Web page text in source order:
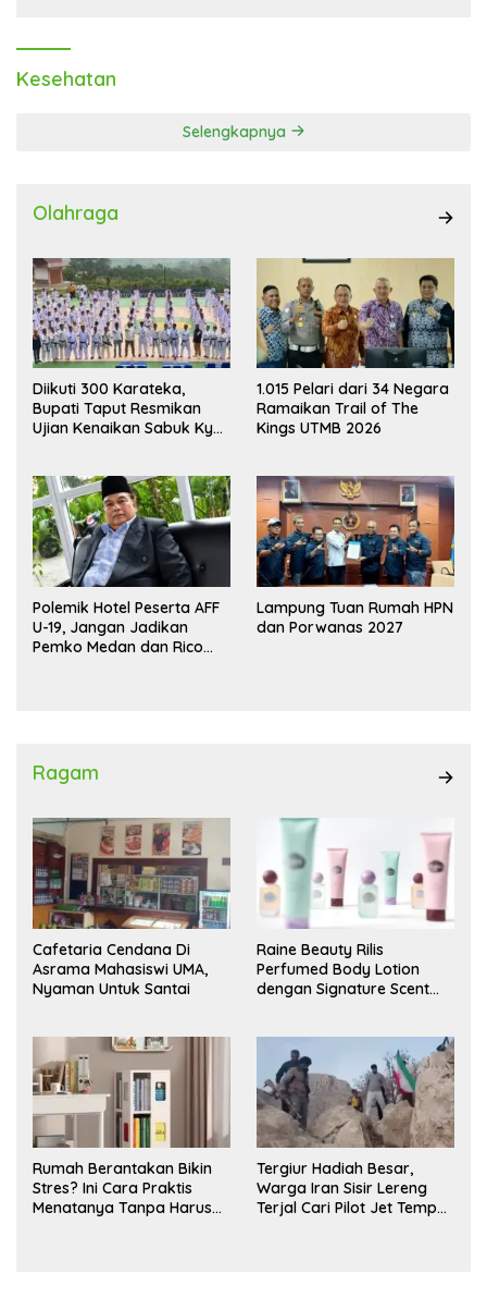
Kesehatan
Selengkapnya
Olahraga
Diikuti 300 Karateka,
Bupati Taput Resmikan
Ujian Kenaikan Sabuk Kyu
1.015 Pelari dari 34 Negara
Ramaikan Trail of The
Kings UTMB 2026
Polemik Hotel Peserta AFF
U-19, Jangan Jadikan
Pemko Medan dan Rico
Lampung Tuan Rumah HPN
dan Porwanas 2027
Ragam
Cafetaria Cendana Di
Asrama Mahasiswi UMA,
Nyaman Untuk Santai
Raine Beauty Rilis
Perfumed Body Lotion
dengan Signature Scent
Rumah Berantakan Bikin
Stres? Ini Cara Praktis
Menatanya Tanpa Harus
Tergiur Hadiah Besar,
Warga Iran Sisir Lereng
Terjal Cari Pilot Jet Tempur